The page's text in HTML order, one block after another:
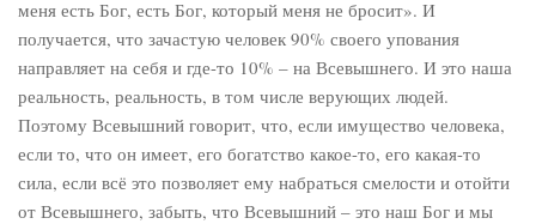
меня есть Бог, есть Бог, который меня не бросит». И
получается, что зачастую человек 90% своего упования
направляет на себя и где-то 10% – на Всевышнего. И это наша
реальность, реальность, в том числе верующих людей.
Поэтому Всевышний говорит, что, если имущество человека,
если то, что он имеет, его богатство какое-то, его какая-то
сила, если всё это позволяет ему набраться смелости и отойти
от Всевышнего, забыть, что Всевышний – это наш Бог и мы